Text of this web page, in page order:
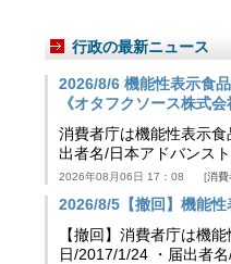
行政の最新ニュース
2026/8/6 機能性表示食
《オタフクソース株式
消費者庁は機能性表示
出者名/日本アドバンス
2026年08月06日 17：08 消費
2026/8/5【撤回】機能
【撤回】消費者庁は機
日/2017/1/24 ・届出者